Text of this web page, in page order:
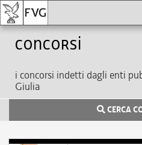
Concorsi
i concorsi indetti dagli enti
Giulia
CERCA